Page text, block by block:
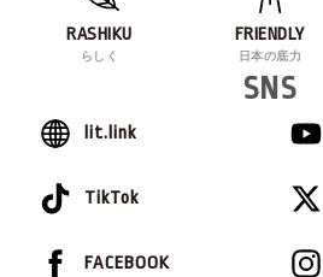
RASHIKU
らしく
FRIENDLY
日本の底力
SNS
lit.link
TikTok
FACEBOOK